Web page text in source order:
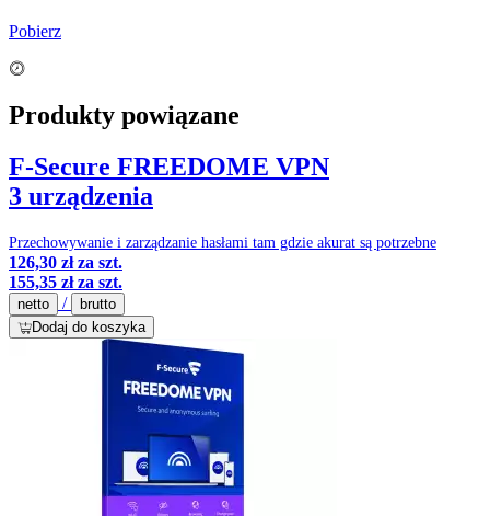
Pobierz
Produkty powiązane
F-Secure FREEDOME VPN
3 urządzenia
Przechowywanie i zarządzanie hasłami tam gdzie akurat są potrzebne
126,30 złza szt.
155,35 złza szt.
netto /
brutto
Dodaj do koszyka